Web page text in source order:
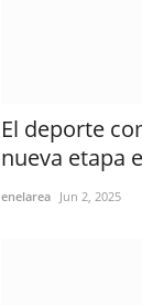
El deporte
nueva etapa
enelarea Jun 2, 2025